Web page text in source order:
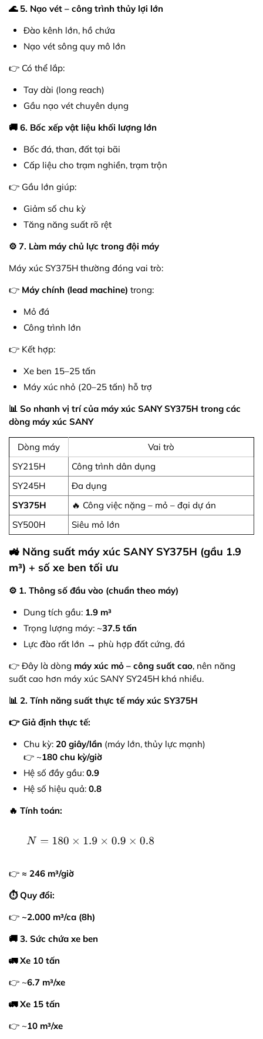
🌊 5. Nạo vét – công trình thủy lợi lớn
Đào kênh lớn, hồ chứa
Nạo vét sông quy mô lớn
👉 Có thể lắp:
Tay dài (long reach)
Gầu nạo vét chuyên dụng
🚚 6. Bốc xếp vật liệu khối lượng lớn
Bốc đá, than, đất tại bãi
Cấp liệu cho trạm nghiền, trạm trộn
👉 Gầu lớn giúp:
Giảm số chu kỳ
Tăng năng suất rõ rệt
⚙️ 7. Làm máy chủ lực trong đội máy
Máy xúc SY375H thường đóng vai trò:
👉 Máy chính (lead machine) trong:
Mỏ đá
Công trình lớn
👉 Kết hợp:
Xe ben 15–25 tấn
Máy xúc nhỏ (20–25 tấn) hỗ trợ
📊 So nhanh vị trí của máy xúc SANY SY375H trong các
dòng máy xúc SANY
Dòng máy
Vai trò
SY215H
Công trình dân dụng
SY245H
Đa dụng
SY375H
🔥 Công việc nặng – mỏ – đại dự án
SY500H
Siêu mỏ lớn
🚜 Năng suất máy xúc SANY SY375H (gầu 1.9
m³) + số xe ben tối ưu
⚙️ 1. Thông số đầu vào (chuẩn theo máy)
Dung tích gầu: 1.9 m³
Trọng lượng máy: ~37.5 tấn
Lực đào rất lớn → phù hợp đất cứng, đá
👉 Đây là dòng máy xúc mỏ – công suất cao, nên năng
suất cao hơn máy xúc SANY SY245H khá nhiều.
📊 2. Tính năng suất thực tế máy xúc SY375H
👉 Giả định thực tế:
Chu kỳ: 20 giây/lần (máy lớn, thủy lực mạnh)
👉 ~180 chu kỳ/giờ
Hệ số đầy gầu: 0.9
Hệ số hiệu quả: 0.8
🔥 Tính toán:
👉 ≈ 246 m³/giờ
⏱️ Quy đổi:
👉 ~2.000 m³/ca (8h)
🚚 3. Sức chứa xe ben
🚛 Xe 10 tấn
👉 ~6.7 m³/xe
🚛 Xe 15 tấn
👉 ~10 m³/xe